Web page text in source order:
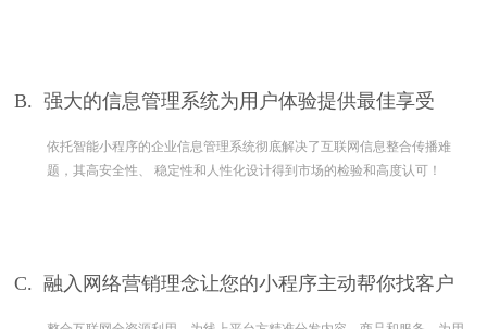
B. 强大的信息管理系统为用户体验提供最佳享受
依托智能小程序的企业信息管理系统彻底解决了互联网信息整合传播难
题，其高安全性、 稳定性和人性化设计得到市场的检验和高度认可！
C. 融入网络营销理念让您的小程序主动帮你找客户